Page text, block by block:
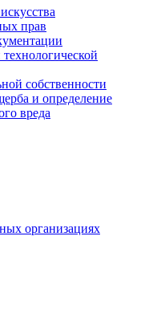
прав
собственности
и определение
вреда
организациях